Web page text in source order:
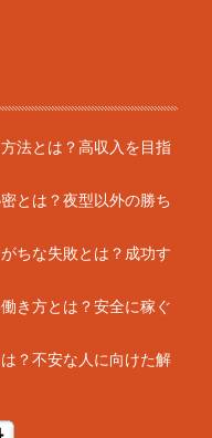
法とは？高収入を目指
とは？夜型以外の勝ち
ちな失敗とは？成功す
き方とは？安全に稼ぐ
？不安な人に向けた解